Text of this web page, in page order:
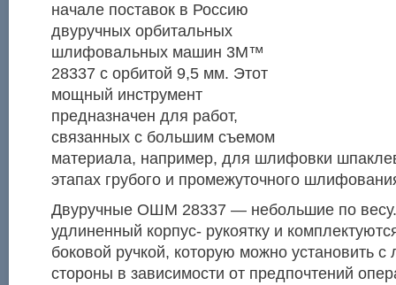
начале поставок в Россию
двуручных орбитальных
шлифовальных машин 3M™
28337 с орбитой 9,5 мм. Этот
мощный инструмент
предназначен для работ,
связанных с большим съемом
материала, например, для шлифовки
этапах грубого и промежуточного
Двуручные ОШМ 28337 — небольшие по
удлиненный корпус- рукоятку и
боковой ручкой, которую можно установить
стороны в зависимости от предпочтений